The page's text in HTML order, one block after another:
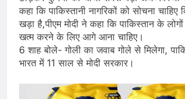
कहा कि पाकिस्तानी नागरिकों को सोचना
खड़ा है,पीएम मोदी ने कहा कि पाकिस्तान के
खत्म करने के लिए आगे आना चाहिए।
6 शाह बोले- गोली का जवाब गोले से मिलेगा,
भारत में 11 साल से मोदी सरकार।